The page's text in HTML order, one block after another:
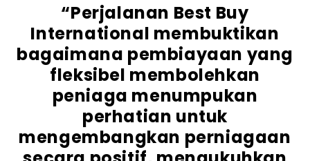
“Perjalanan Best Buy
International membuktikan
bagaimana pembiayaan yang
fleksibel membolehkan
peniaga menumpukan
perhatian untuk
mengembangkan perniagaan